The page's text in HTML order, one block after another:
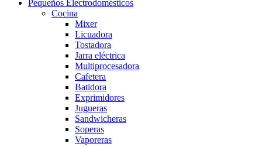
Pequeños Electrodomésticos
Cocina
Mixer
Licuadora
Tostadora
Jarra eléctrica
Multiprocesadora
Cafetera
Batidora
Exprimidores
Jugueras
Sandwicheras
Soperas
Vaporeras